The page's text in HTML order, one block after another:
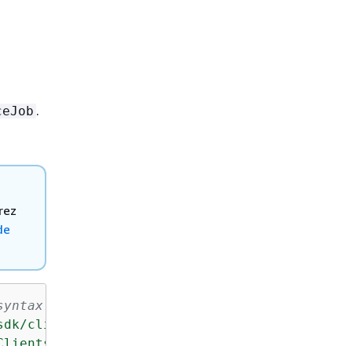
.
sdk/client-personalize"